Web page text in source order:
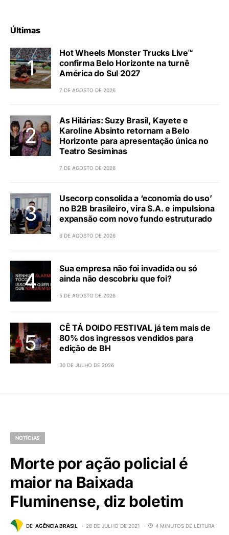
Últimas
Hot Wheels Monster Trucks Live™
confirma Belo Horizonte na turnê
América do Sul 2027
7 DE AGOSTO DE 2026
As Hilárias: Suzy Brasil, Kayete e
Karoline Absinto retornam a Belo
Horizonte para apresentação única no
Teatro Sesiminas
7 DE AGOSTO DE 2026
Usecorp consolida a ‘economia do uso’
no B2B brasileiro, vira S.A. e impulsiona
expansão com novo fundo estruturado
6 DE AGOSTO DE 2026
Sua empresa não foi invadida ou só
ainda não descobriu que foi?
5 DE AGOSTO DE 2026
CÊ TÁ DOIDO FESTIVAL já tem mais de
80% dos ingressos vendidos para
edição de BH
30 DE JULHO DE 2026
NOTÍCIAS
Morte por ação policial é
maior na Baixada
Fluminense, diz boletim
DE AGÊNCIA BRASIL 28 DE JULHO DE 2021 4 MINUTOS DE LEITURA